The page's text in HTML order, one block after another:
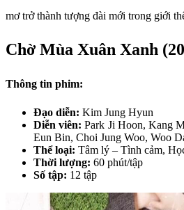
mơ trở thành tượng đài mới trong giới
Chờ Mùa Xuân Xanh
Thông tin phim:
Đạo diễn: Kim Jung Hyun
Diễn viên:Park Ji Hoon, Kang
Eun Bin, Choi Jung Woo, Woo
Thể loại: Tâm lý – Tình cảm,
Thời lượng: 60 phút/tập
Số tập: 12 tập